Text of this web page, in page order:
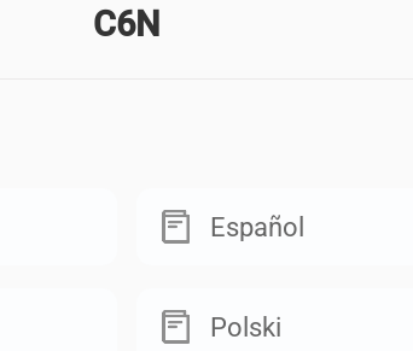
C6N
Español
Polski